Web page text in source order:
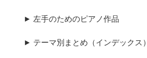
► 左手のためのピアノ作品
► テーマ別まとめ（インデックス）